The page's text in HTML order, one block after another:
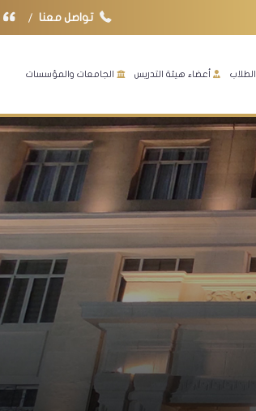
تواصل معنا
الطلاب أعضاء هيئة التدريس الجامعات والمؤسسات